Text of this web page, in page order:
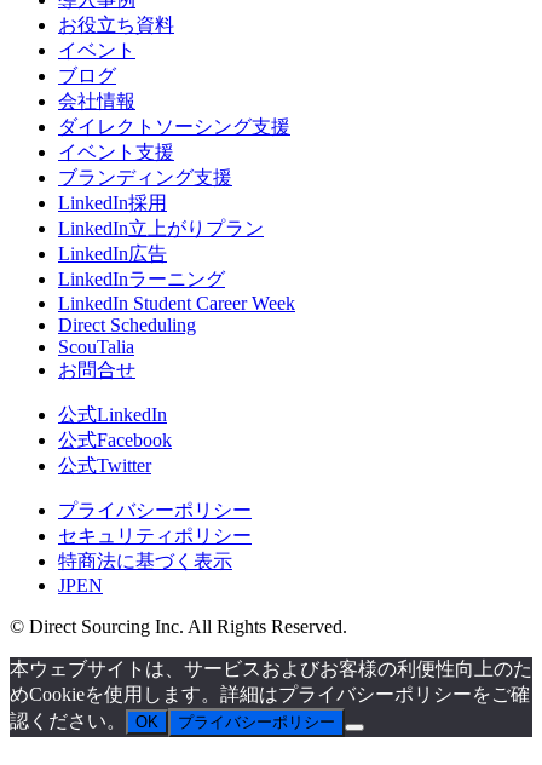
お役立ち資料
イベント
ブログ
会社情報
ダイレクトソーシング支援
イベント支援
ブランディング支援
LinkedIn採用
LinkedIn立上がりプラン
LinkedIn広告
LinkedInラーニング
LinkedIn Student Career Week
Direct Scheduling
ScouTalia
お問合せ
公式LinkedIn
公式Facebook
公式Twitter
プライバシーポリシー
セキュリティポリシー
特商法に基づく表示
JPEN
© Direct Sourcing Inc. All Rights Reserved.
本ウェブサイトは、サービスおよびお客様の利便性向上のた
めCookieを使用します。詳細はプライバシーポリシーをご確
認ください。
OK プライバシーポリシー